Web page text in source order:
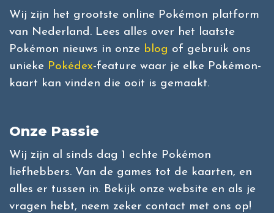
Wij zijn het grootste online Pokémon platform
van Nederland. Lees alles over het laatste
Pokémon nieuws in onze blog of gebruik ons
unieke Pokédex-feature waar je elke Pokémon-
kaart kan vinden die ooit is gemaakt.
Onze Passie
Wij zijn al sinds dag 1 echte Pokémon
liefhebbers. Van de games tot de kaarten, en
alles er tussen in. Bekijk onze website en als je
vragen hebt, neem zeker contact met ons op!